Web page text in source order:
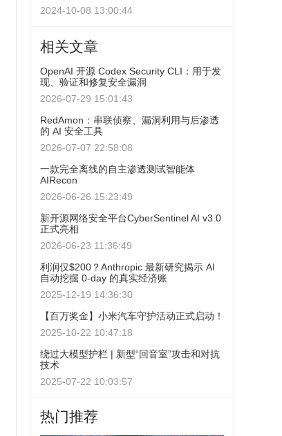
2024-10-08 13:00:44
相关文章
OpenAI 开源 Codex Security CLI：用于发
现、验证和修复安全漏洞
2026-07-29 15:01:43
RedAmon：串联侦察、漏洞利用与后渗透
的 AI 安全工具
2026-07-07 22:58:08
一款完全离线的自主渗透测试智能体
AIRecon
2026-06-26 15:23:49
新开源网络安全平台CyberSentinel AI v3.0
正式亮相
2026-06-23 11:36:49
利润仅$200？Anthropic 最新研究揭示 AI
自动挖掘 0-day 的真实经济账
2025-12-19 14:36:30
【百万奖金】小米汽车守护活动正式启动！
2025-10-22 10:47:18
绕过大模型护栏 | 新型“回音室”攻击和对抗
技术
2025-07-22 10:03:57
热门推荐